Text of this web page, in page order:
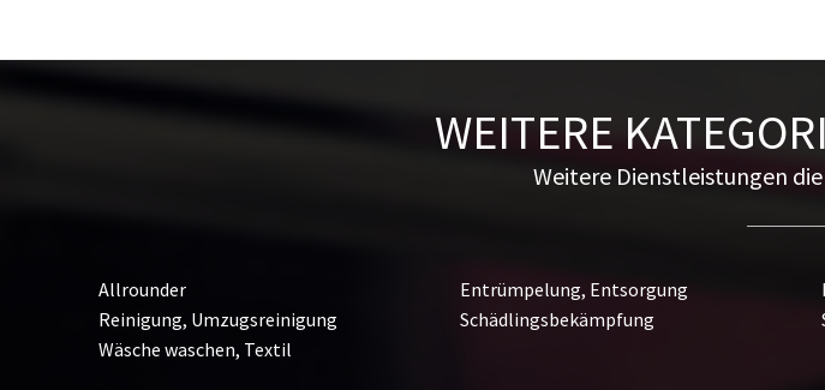
WEITERE
Weitere Dienstleistungen
Allrounder Entrümpelung, Entsorgung
Reinigung, Umzugsreinigung
Schädlingsbekämpfung
Wäsche waschen, Textil